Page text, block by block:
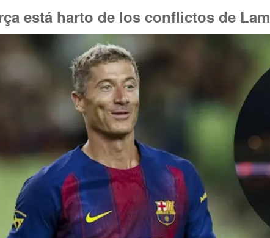
está harto de los conflictos de